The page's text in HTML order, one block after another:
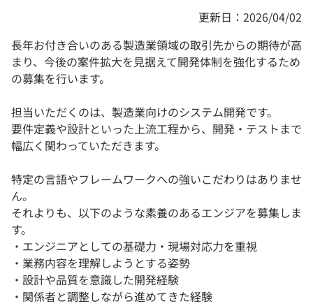
更新日：2026/04/02
長年お付き合いのある製造業領域の取引先からの期待が高
まり、今後の案件拡大を見据えて開発体制を強化するため
の募集を行います。
担当いただくのは、製造業向けのシステム開発です。
要件定義や設計といった上流工程から、開発・テストまで
幅広く関わっていただきます。
特定の言語やフレームワークへの強いこだわりはありませ
ん。
それよりも、以下のような素養のあるエンジアを募集しま
す。
・エンジニアとしての基礎力・現場対応力を重視
・業務内容を理解しようとする姿勢
・設計や品質を意識した開発経験
・関係者と調整しながら進めてきた経験